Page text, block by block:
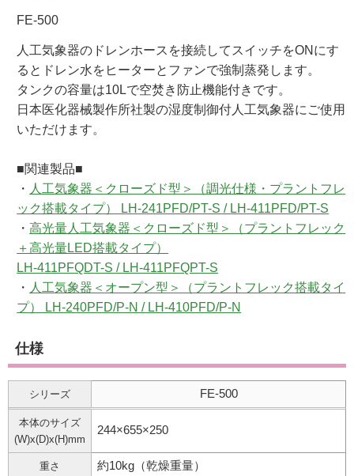
FE-500
人工気象器のドレンホースを接続してスイッチをONにす
るとドレン水をヒーターとファンで強制蒸発します。
タンクの容量は10Lで空焚き防止機能付きです。
日本医化器械製作所社製の湿度制御付人工気象器にご使用
いただけます。
■関連製品■
・ 人工気象器＜クローズド型＞（調光仕様・プラントフレ
ック搭載タイプ） LH-241PFD/PT-S / LH-411PFD/PT-S
・高光量人工気象器＜クローズド型＞（プラントフレック
＋高光量LED搭載タイプ）
LH-411PFQDT-S / LH-411PFQPT-S
・ 人工気象器＜オープン型＞（プラントフレック搭載タイ
プ） LH-240PFD/P-N / LH-410PFD/P-N
仕様
シリーズ FE-500
本体のサイズ
(W)x(D)x(H)mm
244×655×250
重さ 約10kg（乾燥重量）